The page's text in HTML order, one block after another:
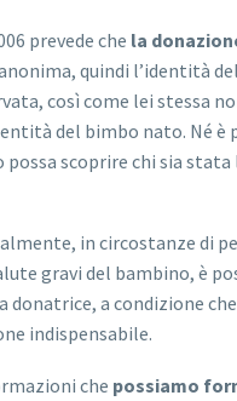
prevede che la
quindi l’identità
così come lei stessa
del bimbo nato. Né è
scoprire chi sia stata
in circostanze di
gravi del bambino, è
donatrice, a condizione
indispensabile.
che possiamo